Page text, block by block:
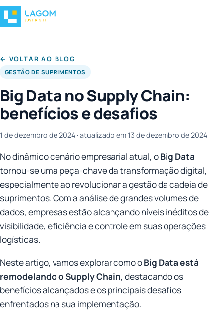
← VOLTAR AO BLOG
GESTÃO DE SUPRIMENTOS
Big Data no Supply Chain:
benefícios e desafios
1 de dezembro de 2024 · atualizado em 13 de dezembro de 2024
No dinâmico cenário empresarial atual, oBig Data
tornou-se uma peça-chave da transformação digital,
especialmente ao revolucionar a gestão da cadeia de
suprimentos. Com a análise de grandes volumes de
dados, empresas estão alcançando níveis inéditos de
visibilidade, eficiência e controle em suas operações
logísticas.
Neste artigo, vamos explorar como oBig Data está
remodelando o Supply Chain, destacando os
benefícios alcançados e os principais desafios
enfrentados na sua implementação.